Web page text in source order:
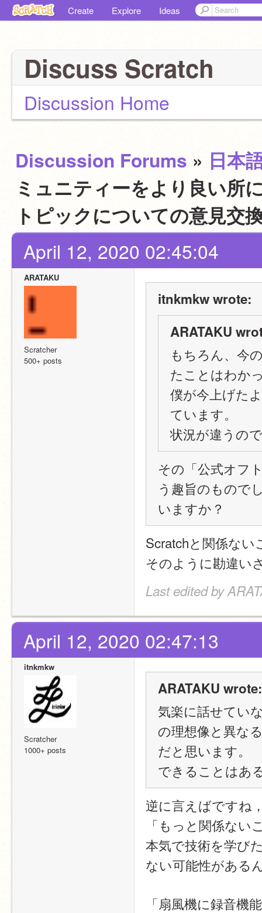
Create Explore Ideas
Discuss Scratch
Discussion Home
Discussion Forums » 日本
ミュニティーをより良い所
トピックについての意見交
April 12, 2020 02:45:04
ARATAKU
Scratcher
500+ posts
itnkmkw wrote:
ARATAKU
もちろん、今
たことはわか
僕が今上げた
ています。
状況が違うの
その「公式オフ
う趣旨のもので
いますか？
Scratchと関係な
そのように勘違い
Last edited by
April 12, 2020 02:47:13
itnkmkw
Scratcher
1000+ posts
ARATAKU wrote:
気楽に話せてい
の理想像と異な
だと思います。
できることはあ
逆に言えばですね
「もっと関係な
本気で技術を学び
ない可能性がある
「扇風機に録音